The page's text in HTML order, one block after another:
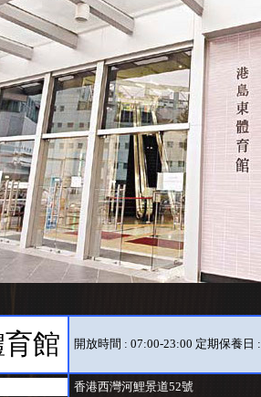
館 開放時間 : 07:00-23:00 定期保養
香港西灣河鯉景道52號